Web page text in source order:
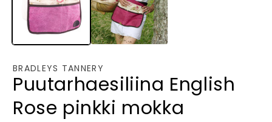
BRADLEYS TANNERY
Puutarhaesiliina English
Rose pinkki mokka